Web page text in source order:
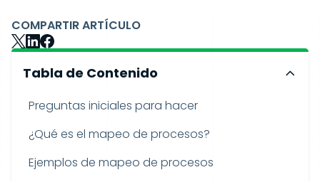
COMPARTIR ARTÍCULO
Tabla de Contenido
Preguntas iniciales para hacer
¿Qué es el mapeo de procesos?
Ejemplos de mapeo de procesos